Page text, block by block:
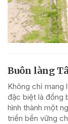
Buôn làng
Không chỉ mang
đặc biệt là đồng
hình thành một
triển bền vững